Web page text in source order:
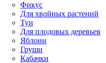
Фикус
Для хвойных растений
Туи
Для плодовых деревьев
Яблони
Груши
Кабачки